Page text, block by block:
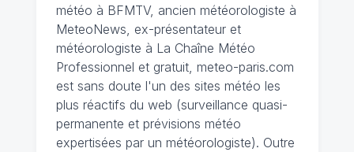
météo à BFMTV, ancien météorologiste à
MeteoNews, ex-présentateur et
météorologiste à La Chaîne Météo
Professionnel et gratuit, meteo-paris.com
est sans doute l'un des sites météo les
plus réactifs du web (surveillance quasi-
permanente et prévisions météo
expertisées par un météorologiste). Outre